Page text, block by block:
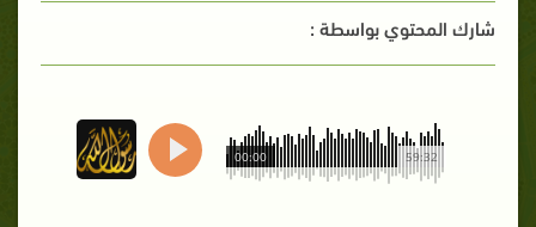
شارك المحتوي بواسطة :
59:32
00:00